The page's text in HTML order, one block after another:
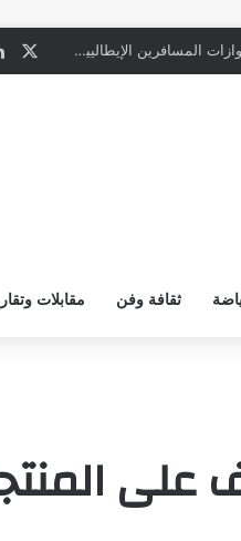
“المعاملة بالمثل”.. إسبانيا: فحص جوازات المسافرين الإيطاليين يبدأ ليل السبت
ثقافة وفن مقابلات
على